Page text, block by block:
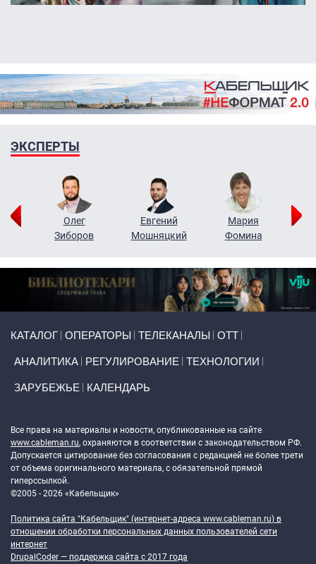
ЭКСПЕРТЫ
Олег
Зиборов
Евгений
Мошняцкий
Мария
Фомина
КАТАЛОГ ОПЕРАТОРЫ ТЕЛЕКАНАЛЫ ОТТ
АНАЛИТИКА РЕГУЛИРОВАНИЕ ТЕХНОЛОГИИ
ЗАРУБЕЖЬЕ КАЛЕНДАРЬ
Все права на материалы и новости, опубликованные на сайте
www.cableman.ru, охраняются в соответствии с законодательством РФ.
Допускается цитирование без согласования с редакцией не более трети
от объема оригинального материала, с обязательной прямой
гиперссылкой.
©2005 - 2026 «Кабельщик»
Политика сайта "Кабельщик" (интернет-адреса www.cableman.ru) в
отношении обработки персональных данных пользователей сети
интернет
DrupalCoder — поддержка сайта c 2017 года